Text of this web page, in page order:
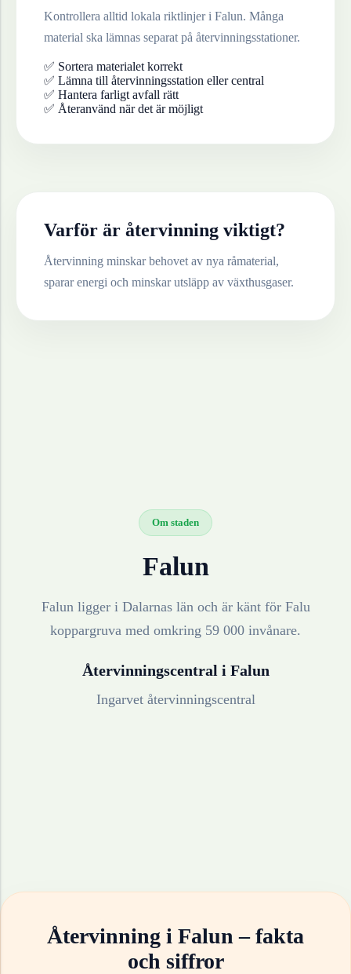
Kontrollera alltid lokala riktlinjer i Falun. Många
material ska lämnas separat på återvinningsstationer.
✅ Sortera materialet korrekt
✅ Lämna till återvinningsstation eller central
✅ Hantera farligt avfall rätt
✅ Återanvänd när det är möjligt
Varför är återvinning viktigt?
Återvinning minskar behovet av nya råmaterial,
sparar energi och minskar utsläpp av växthusgaser.
Om staden
Falun
Falun ligger i Dalarnas län och är känt för Falu
koppargruva med omkring 59 000 invånare.
Återvinningscentral i Falun
Ingarvet återvinningscentral
Återvinning i Falun– fakta
och siffror